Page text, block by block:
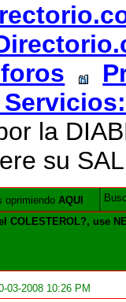
la
su
oprimiendoAQUI
COLESTEROL?, use
03-2008 10:26 PM